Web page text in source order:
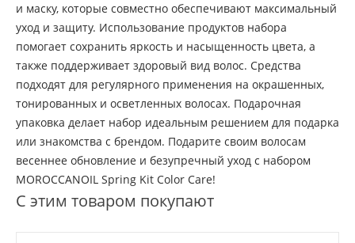
и маску, которые совместно обеспечивают максимальный
уход и защиту. Использование продуктов набора
помогает сохранить яркость и насыщенность цвета, а
также поддерживает здоровый вид волос. Средства
подходят для регулярного применения на окрашенных,
тонированных и осветленных волосах. Подарочная
упаковка делает набор идеальным решением для подарка
или знакомства с брендом. Подарите своим волосам
весеннее обновление и безупречный уход с набором
MOROCCANOIL Spring Kit Color Care!
С этим товаром покупают